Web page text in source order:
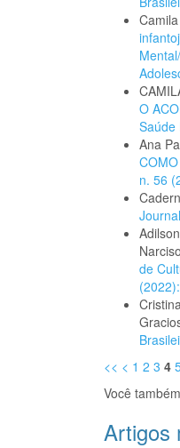
O
Saúde
Ana
n. 56
de
<< < 1 2 3 4
Você
Artigos